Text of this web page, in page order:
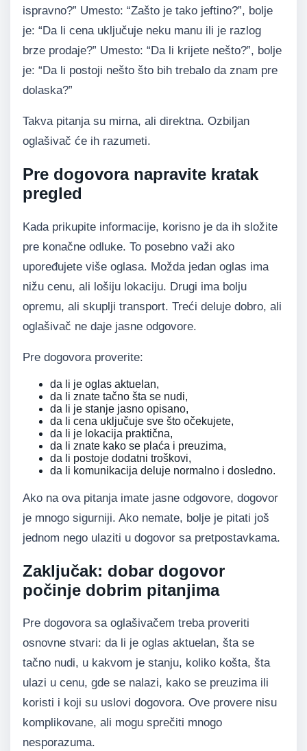
ispravno?” Umesto: “Zašto je tako jeftino?”, bolje
je: “Da li cena uključuje neku manu ili je razlog
brze prodaje?” Umesto: “Da li krijete nešto?”, bolje
je: “Da li postoji nešto što bih trebalo da znam pre
dolaska?”
Takva pitanja su mirna, ali direktna. Ozbiljan
oglašivač će ih razumeti.
Pre dogovora napravite kratak
pregled
Kada prikupite informacije, korisno je da ih složite
pre konačne odluke. To posebno važi ako
upoređujete više oglasa. Možda jedan oglas ima
nižu cenu, ali lošiju lokaciju. Drugi ima bolju
opremu, ali skuplji transport. Treći deluje dobro, ali
oglašivač ne daje jasne odgovore.
Pre dogovora proverite:
da li je oglas aktuelan,
da li znate tačno šta se nudi,
da li je stanje jasno opisano,
da li cena uključuje sve što očekujete,
da li je lokacija praktična,
da li znate kako se plaća i preuzima,
da li postoje dodatni troškovi,
da li komunikacija deluje normalno i dosledno.
Ako na ova pitanja imate jasne odgovore, dogovor
je mnogo sigurniji. Ako nemate, bolje je pitati još
jednom nego ulaziti u dogovor sa pretpostavkama.
Zaključak: dobar dogovor
počinje dobrim pitanjima
Pre dogovora sa oglašivačem treba proveriti
osnovne stvari: da li je oglas aktuelan, šta se
tačno nudi, u kakvom je stanju, koliko košta, šta
ulazi u cenu, gde se nalazi, kako se preuzima ili
koristi i koji su uslovi dogovora. Ove provere nisu
komplikovane, ali mogu sprečiti mnogo
nesporazuma.